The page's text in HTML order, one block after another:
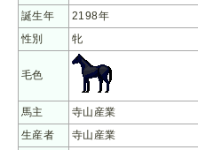
誕生年
2198年
性別
牝
毛色
馬主
寺山産業
生産者
寺山産業